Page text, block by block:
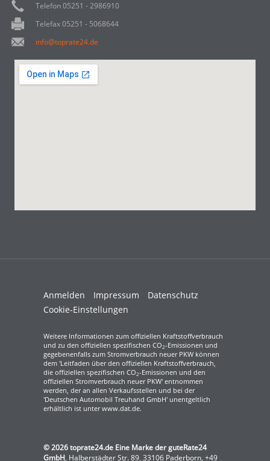
Telefon 05251 - 2986910
Telefax 05251 - 5068644
info@toprate24.de
Anmelden Impressum
Datenschutz
Cookie-Einstellungen
Weitere Informationen zum offiziellen Kraftstoffverbrauch
und zu den offiziellen spezifischen CO2-Emissionen und
gegebenenfalls zum Stromverbrauch neuer PKW können
dem 'Leitfaden über den offiziellen Kraftstoffverbrauch,
die offiziellen spezifischen CO2-Emissionen und den
offiziellen Stromverbrauch neuer PKW' entnommen
werden, der an allen Verkaufsstellen und bei der
'Deutschen Automobil Treuhand GmbH' unentgeltlich
erhältlich ist unter www.dat.de.
© 2026toprate24.de Eine Marke der guteRate24
GmbH, Halberstädter Str. 89, 33106 Paderborn, +49